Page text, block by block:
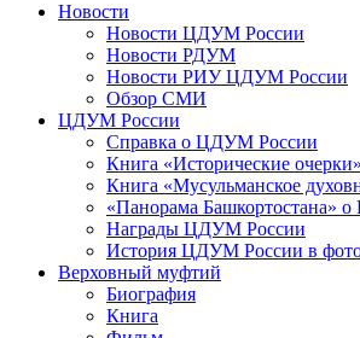
Новости
Новости ЦДУМ России
Новости РДУМ
Новости РИУ ЦДУМ России
Обзор СМИ
ЦДУМ России
Справка о ЦДУМ России
Книга «Исторические очерки»
Книга «Мусульманское
«Панорама Башкортостана»
Награды ЦДУМ России
История ЦДУМ России в
Верховный муфтий
Биография
Книга